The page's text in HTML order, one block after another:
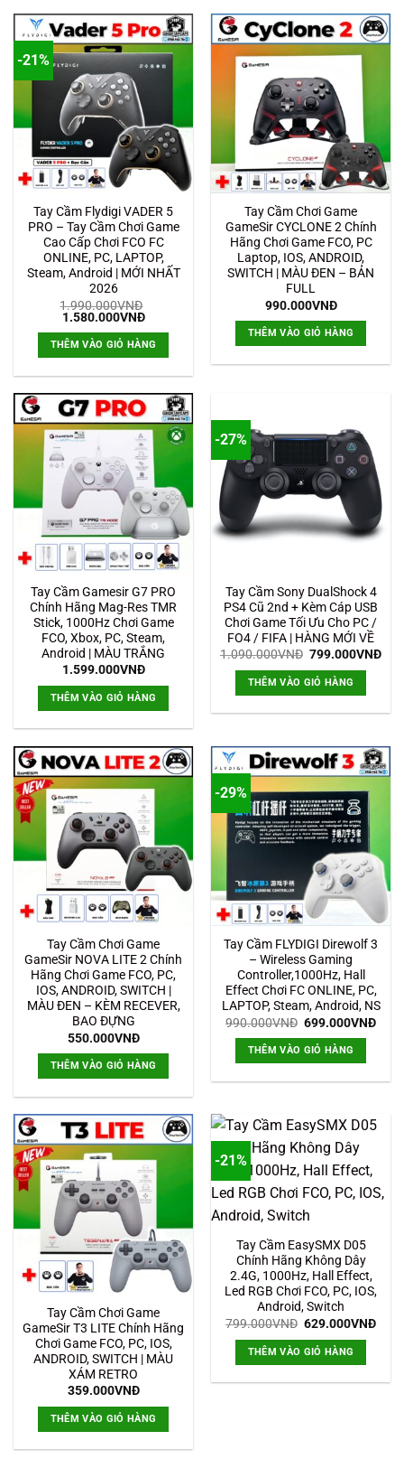
-21%
Tay Cầm Flydigi VADER 5
PRO – Tay Cầm Chơi Game
Cao Cấp Chơi FCO FC
ONLINE, PC, LAPTOP,
Steam, Android | MỚI NHẤT
2026
1.990.000VNĐ
Giá
là:
1.990.000VNĐ.
1.580.000VNĐGiá
tại
là:
1.580.000VNĐ.
THÊM VÀO GIỎ HÀNG
Tay Cầm Chơi Game
GameSir CYCLONE 2 Chính
Hãng Chơi Game FCO, PC
Laptop, IOS, ANDROID,
SWITCH | MÀU ĐEN – BẢN
FULL
990.000VNĐ
THÊM VÀO GIỎ HÀNG
Tay Cầm Gamesir G7 PRO
Chính Hãng Mag-Res TMR
Stick, 1000Hz Chơi Game
FCO, Xbox, PC, Steam,
Android | MÀU TRẮNG
1.599.000VNĐ
THÊM VÀO GIỎ HÀNG
-27%
Tay Cầm Sony DualShock 4
PS4 Cũ 2nd + Kèm Cáp USB
Chơi Game Tối Ưu Cho PC /
FO4 / FIFA | HÀNG MỚI VỀ
1.090.000VNĐ Giá
là:
1.090.000VNĐ.
799.000VNĐGiá
THÊM VÀO GIỎ HÀNG
Tay Cầm Chơi Game
GameSir NOVA LITE 2 Chính
Hãng Chơi Game FCO, PC,
IOS, ANDROID, SWITCH |
MÀU ĐEN – KÈM RECEVER,
BAO ĐỰNG
550.000VNĐ
THÊM VÀO GIỎ HÀNG
-29%
Tay Cầm FLYDIGI Direwolf 3
– Wireless Gaming
Controller,1000Hz, Hall
Effect Chơi FC ONLINE, PC,
LAPTOP, Steam, Android, NS
990.000VNĐ Giá
là:
990.000VNĐ.
699.000VNĐGiá
THÊM VÀO GIỎ HÀNG
Tay Cầm Chơi Game
GameSir T3 LITE Chính Hãng
Chơi Game FCO, PC, IOS,
ANDROID, SWITCH | MÀU
XÁM RETRO
359.000VNĐ
THÊM VÀO GIỎ HÀNG
-21%
Tay Cầm EasySMX D05
Chính Hãng Không Dây
2.4G, 1000Hz, Hall Effect,
Led RGB Chơi FCO, PC, IOS,
Android, Switch
799.000VNĐ Giá
là:
799.000VNĐ.
629.000VNĐGiá
THÊM VÀO GIỎ HÀNG